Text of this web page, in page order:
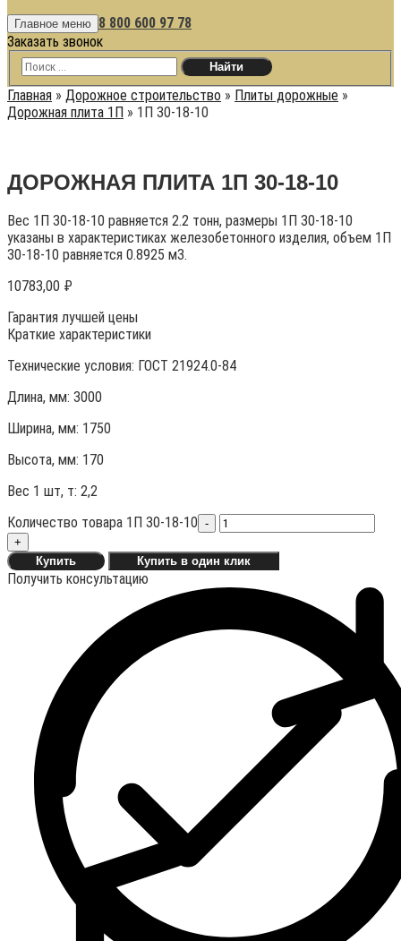
Главное меню 8 800 600 97 78
Заказать звонок
Главная » Дорожное строительство » Плиты дорожные »
Дорожная плита 1П » 1П 30-18-10
ДОРОЖНАЯ ПЛИТА 1П 30-18-10
Вес 1П 30-18-10 равняется 2.2 тонн, размеры 1П 30-18-10
указаны в характеристиках железобетонного изделия, объем 1П
30-18-10 равняется 0.8925 м3.
10783,00 ₽
Гарантия лучшей цены
Краткие характеристики
Технические условия: ГОСТ 21924.0-84
Длина, мм: 3000
Ширина, мм: 1750
Высота, мм: 170
Вес 1 шт, т: 2,2
Количество товара 1П 30-18-10 -
+
Купить
Купить в один клик
Получить консультацию